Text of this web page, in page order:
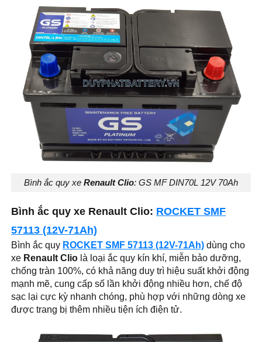
Bình ắc quy xe Renault Clio: GS MF DIN70L 12V 70Ah
Bình ắc quy xe Renault Clio: ROCKET SMF
57113 (12V-71Ah)
Bình ắc quy ROCKET SMF 57113 (12V-71Ah) dùng cho
xe Renault Clio là loại ắc quy kín khí, miễn bảo dưỡng,
chống tràn 100%, có khả năng duy trì hiệu suất khởi động
mạnh mẽ, cung cấp số lần khởi động nhiều hơn, chế độ
sạc lại cực kỳ nhanh chóng, phù hợp với những dòng xe
được trang bị thêm nhiều tiện ích điện tử.